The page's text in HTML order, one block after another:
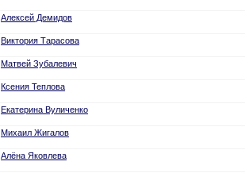
Алексей Демидов
Виктория Тарасова
Матвей Зубалевич
Ксения Теплова
Екатерина Вуличенко
Михаил Жигалов
Алёна Яковлева